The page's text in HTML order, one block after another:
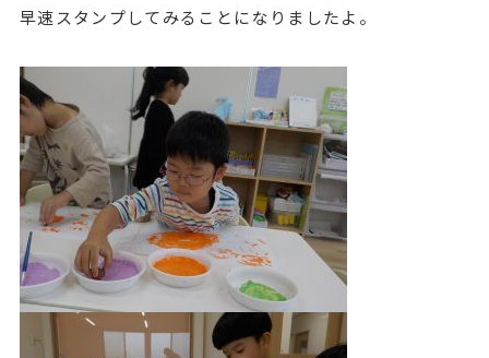
早速スタンプしてみることになりましたよ。